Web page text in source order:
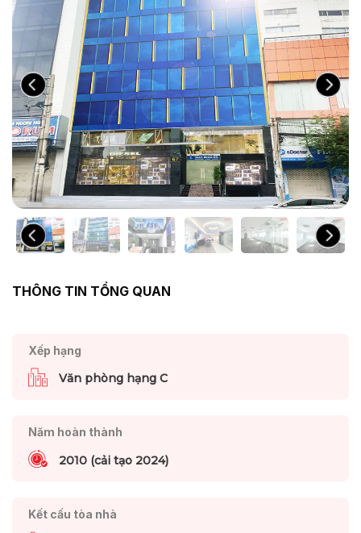
THÔNG TIN TỔNG QUAN
Xếp hạng
Văn phòng hạng C
Năm hoàn thành
2010 (cải tạo 2024)
Kết cấu tòa nhà